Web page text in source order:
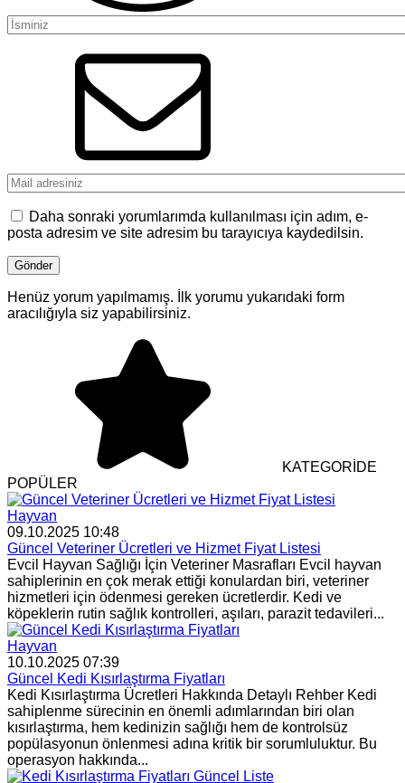
Daha sonraki yorumlarımda kullanılması için adım, e-
posta adresim ve site adresim bu tarayıcıya kaydedilsin.
Henüz yorum yapılmamış. İlk yorumu yukarıdaki form
aracılığıyla siz yapabilirsiniz.
KATEGORİDE
POPÜLER
Hayvan
09.10.2025 10:48
Güncel Veteriner Ücretleri ve Hizmet Fiyat Listesi
Evcil Hayvan Sağlığı İçin Veteriner Masrafları Evcil hayvan
sahiplerinin en çok merak ettiği konulardan biri, veteriner
hizmetleri için ödenmesi gereken ücretlerdir. Kedi ve
köpeklerin rutin sağlık kontrolleri, aşıları, parazit tedavileri...
Hayvan
10.10.2025 07:39
Güncel Kedi Kısırlaştırma Fiyatları
Kedi Kısırlaştırma Ücretleri Hakkında Detaylı Rehber Kedi
sahiplenme sürecinin en önemli adımlarından biri olan
kısırlaştırma, hem kedinizin sağlığı hem de kontrolsüz
popülasyonun önlenmesi adına kritik bir sorumluluktur. Bu
operasyon hakkında...